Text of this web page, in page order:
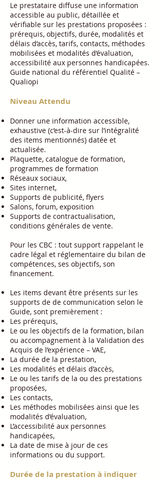
Le prestataire diffuse une information
accessible au public, détaillée et
vérifiable sur les prestations proposées :
prérequis, objectifs, durée, modalités et
délais d’accès, tarifs, contacts, méthodes
mobilisées et modalités d’évaluation,
accessibilité aux personnes handicapées.
Guide national du référentiel Qualité –
Qualiopi
Niveau Attendu
Donner une information accessible,
exhaustive (c’est-à-dire sur l’intégralité
des items mentionnés) datée et
actualisée.
Plaquette, catalogue de formation,
programmes de formation
Réseaux sociaux,
Sites internet,
Supports de publicité, flyers
Salons, forum, exposition
Supports de contractualisation,
conditions générales de vente.​
Pour les CBC : tout support rappelant le
cadre légal et réglementaire du bilan de
compétences, ses objectifs, son
financement.
Les items devant être présents sur les
supports de de communication selon le
Guide, sont premièrement :
Les prérequis,
Le ou les objectifs de la formation, bilan
ou accompagnement à la Validation des
Acquis de l’expérience – VAE,
La durée de la prestation,
Les modalités et délais d’accès,
Le ou les tarifs de la ou des prestations
proposées,
Les contacts,
Les méthodes mobilisées ainsi que les
modalités d’évaluation,
L’accessibilité aux personnes
handicapées,
La date de mise à jour de ces
informations ou du support.​​
Durée de la prestation à indiquer